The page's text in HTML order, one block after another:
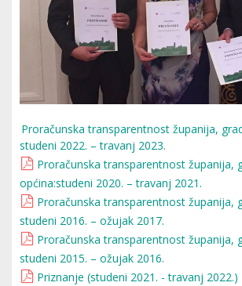
Proračunska transparentnost županija,
studeni 2022. – travanj 2023.
Proračunska transparentnost županija,
općina:studeni 2020. – travanj 2021.
Proračunska transparentnost županija,
studeni 2016. – ožujak 2017.
Proračunska transparentnost županija,
studeni 2015. – ožujak 2016.
Priznanje (studeni 2021. - travanj 2022.)